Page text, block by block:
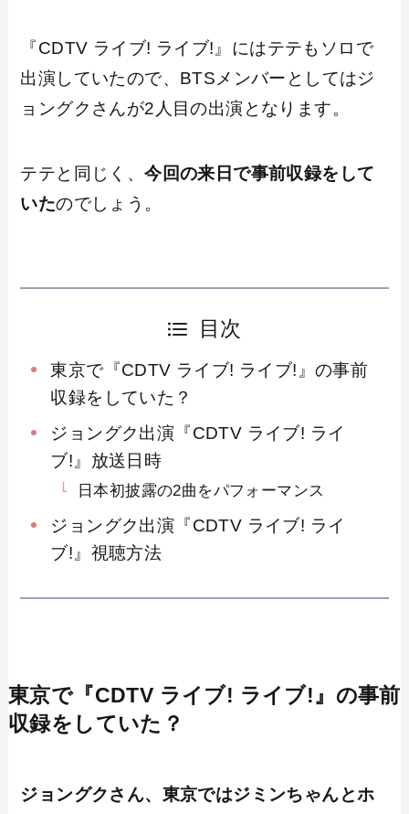
『CDTV ライブ! ライブ!』にはテテもソロで
出演していたので、BTSメンバーとしてはジ
ョングクさんが2人目の出演となります。
テテと同じく、今回の来日で事前収録をして
いたのでしょう。
目次
東京で『CDTV ライブ! ライブ!』の事前
収録をしていた？
ジョングク出演『CDTV ライブ! ライ
ブ!』放送日時
日本初披露の2曲をパフォーマンス
ジョングク出演『CDTV ライブ! ライ
ブ!』視聴方法
東京で『CDTV ライブ! ライブ!』の事前
収録をしていた？
ジョングクさん、東京ではジミンちゃんとホ